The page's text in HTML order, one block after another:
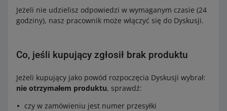
Jeżeli nie udzielisz odpowiedzi w wymaganym czasie (24
godziny), nasz pracownik może włączyć się do Dyskusji.
Co, jeśli kupujący zgłosił brak produktu
Jeżeli kupujący jako powód rozpoczęcia Dyskusji wybrał:
nie otrzymałem produktu, sprawdź:
czy w zamówieniu jest numer przesyłki